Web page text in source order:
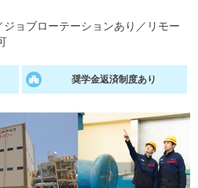
就活コラム
動画で対策講座をチェック
よくある質問
不明点があればこちら
ジョブローテーションあり ／ リモー
奨学金返済制度あり